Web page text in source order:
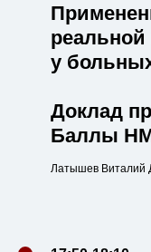
реальной
у
Доклад
Баллы
Латышев Виталий